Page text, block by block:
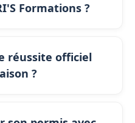
Formations ?
réussite officiel
?